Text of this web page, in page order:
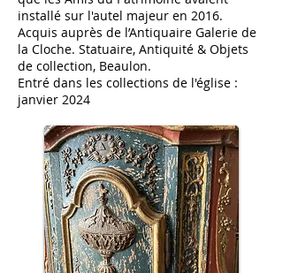
installé sur l'autel majeur en 2016.
Acquis auprès de l’Antiquaire Galerie de
la Cloche. Statuaire, Antiquité & Objets
de collection, Beaulon.
Entré dans les collections de l'église :
janvier 2024​